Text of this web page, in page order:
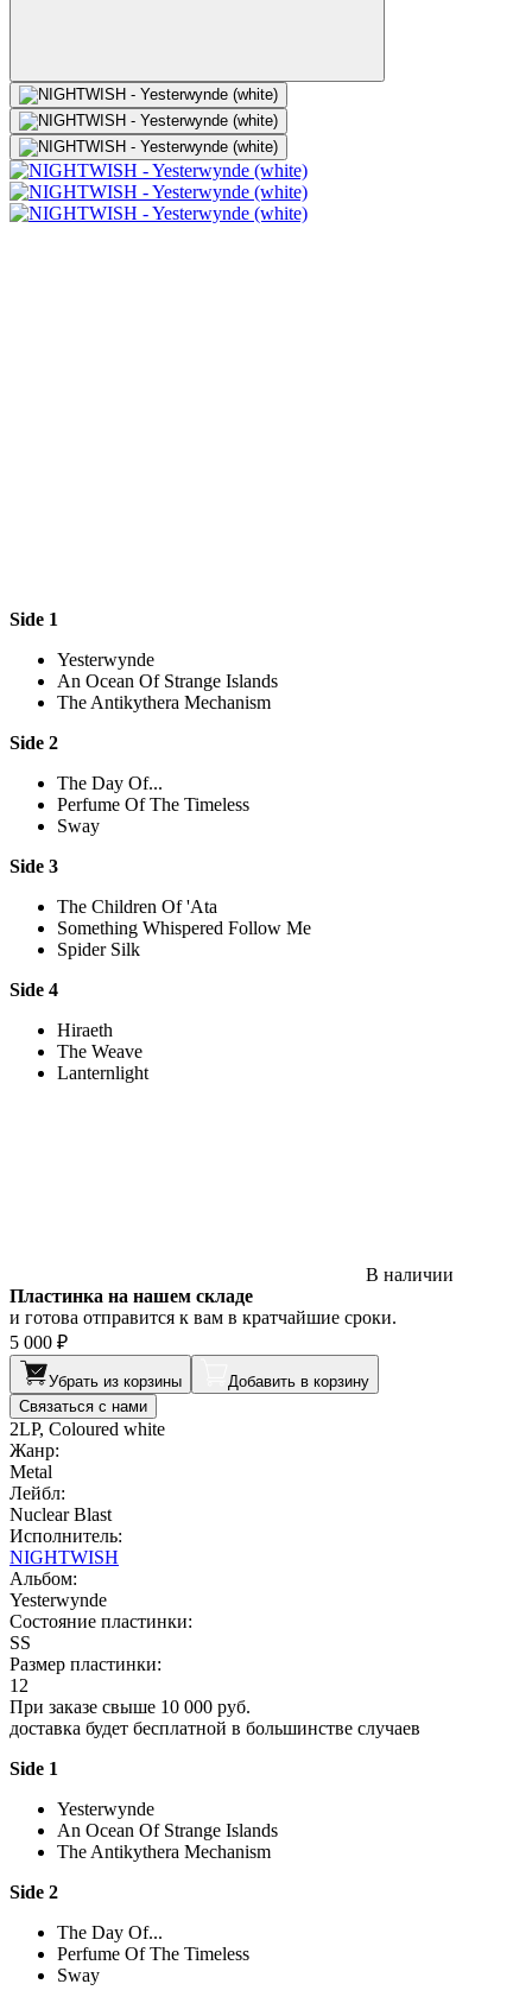
Side 1
Yesterwynde
An Ocean Of Strange Islands
The Antikythera Mechanism
Side 2
The Day Of...
Perfume Of The Timeless
Sway
Side 3
The Children Of 'Ata
Something Whispered Follow Me
Spider Silk
Side 4
Hiraeth
The Weave
Lanternlight
В наличии
Пластинка на нашем складе
и готова отправится к вам в кратчайшие сроки.
5 000 ₽
Убрать из корзины
Добавить в корзину
Связаться с нами
2LP, Coloured white
Жанр:
Metal
Лейбл:
Nuclear Blast
Исполнитель:
NIGHTWISH
Альбом:
Yesterwynde
Состояние пластинки:
SS
Размер пластинки:
12
При заказе свыше 10 000 руб.
доставка будет бесплатной в большинстве случаев
Side 1
Yesterwynde
An Ocean Of Strange Islands
The Antikythera Mechanism
Side 2
The Day Of...
Perfume Of The Timeless
Sway